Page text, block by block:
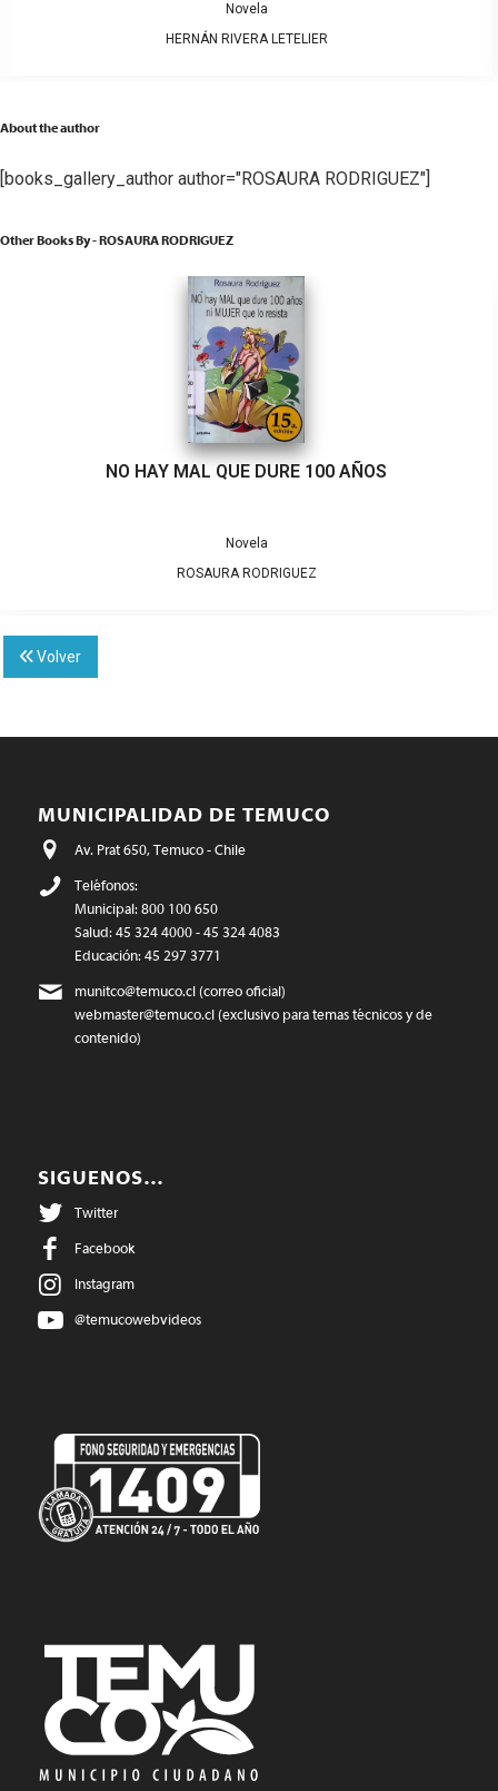
Novela
HERNÁN RIVERA LETELIER
About the author
[books_gallery_author author="ROSAURA RODRIGUEZ"]
Other Books By - ROSAURA RODRIGUEZ
NO HAY MAL QUE DURE 100 AÑOS
Novela
ROSAURA RODRIGUEZ
Volver
MUNICIPALIDAD DE TEMUCO
Av. Prat 650, Temuco - Chile
Teléfonos:
Municipal: 800 100 650
Salud: 45 324 4000 - 45 324 4083
Educación: 45 297 3771
munitco@temuco.cl(correo oficial)
webmaster@temuco.cl(exclusivo para temas técnicos y de
contenido)
SIGUENOS…
Twitter
Facebook
Instagram
@temucowebvideos